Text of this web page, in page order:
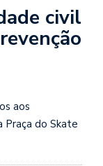
civil
aos
Praça do Skate